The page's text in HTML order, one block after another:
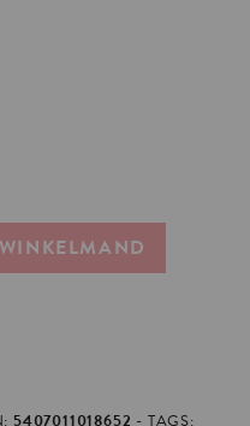
5407011018652 TAGS: